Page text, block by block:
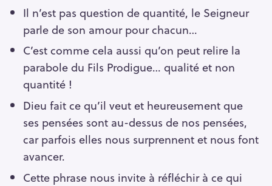
Il n’est pas question de quantité, le Seigneur
parle de son amour pour chacun…
C’est comme cela aussi qu’on peut relire la
parabole du Fils Prodigue… qualité et non
quantité !
Dieu fait ce qu’il veut et heureusement que
ses pensées sont au-dessus de nos pensées,
car parfois elles nous surprennent et nous font
avancer.
Cette phrase nous invite à réfléchir à ce qui